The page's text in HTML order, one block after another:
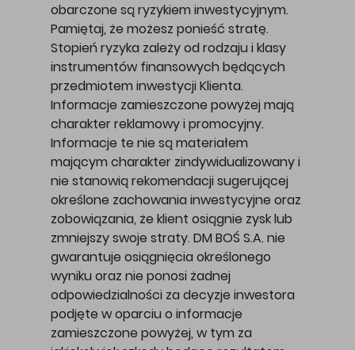
obarczone są ryzykiem inwestycyjnym.
Pamiętaj, że możesz ponieść stratę.
Stopień ryzyka zależy od rodzaju i klasy
instrumentów finansowych będących
przedmiotem inwestycji Klienta.
Informacje zamieszczone powyżej mają
charakter reklamowy i promocyjny.
Informacje te nie są materiałem
mającym charakter zindywidualizowany i
nie stanowią rekomendacji sugerującej
określone zachowania inwestycyjne oraz
zobowiązania, że klient osiągnie zysk lub
zmniejszy swoje straty. DM BOŚ S.A. nie
gwarantuje osiągnięcia określonego
wyniku oraz nie ponosi żadnej
odpowiedzialności za decyzje inwestora
podjęte w oparciu o informacje
zamieszczone powyżej, w tym za